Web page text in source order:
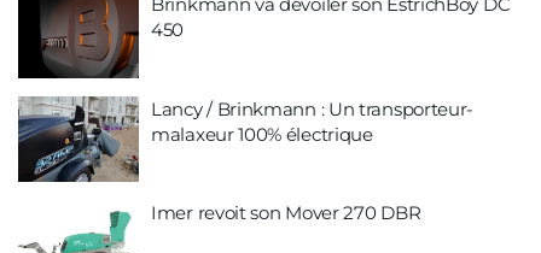
450
Lancy / Brinkmann : Un transporteur-
malaxeur 100% électrique
Imer revoit son Mover 270 DBR